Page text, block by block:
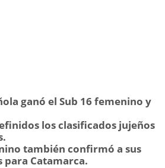
ganó el Sub 16 femenino y
los clasificados jujeños
también confirmó a sus
Catamarca.